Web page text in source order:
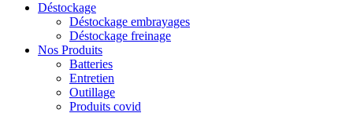
Déstockage
Déstockage embrayages
Déstockage freinage
Nos Produits
Batteries
Entretien
Outillage
Produits covid